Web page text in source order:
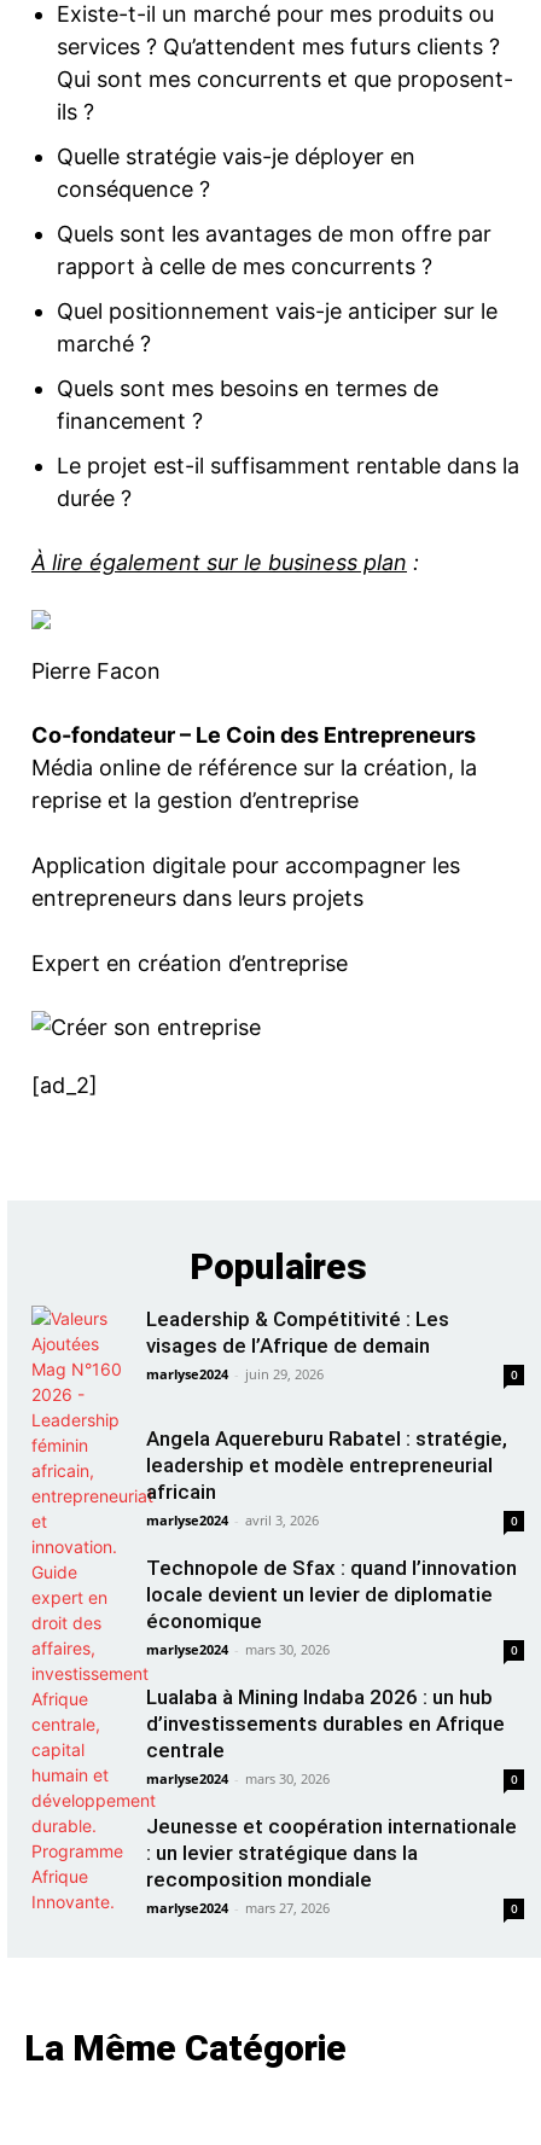
Existe-t-il un marché pour mes produits ou
services ? Qu’attendent mes futurs clients ?
Qui sont mes concurrents et que proposent-
ils ?
Quelle stratégie vais-je déployer en
conséquence ?
Quels sont les avantages de mon offre par
rapport à celle de mes concurrents ?
Quel positionnement vais-je anticiper sur le
marché ?
Quels sont mes besoins en termes de
financement ?
Le projet est-il suffisamment rentable dans la
durée ?
À lire également sur le business plan :
Pierre Facon
Co-fondateur – Le Coin des Entrepreneurs
Média online de référence sur la création, la
reprise et la gestion d’entreprise
Application digitale pour accompagner les
entrepreneurs dans leurs projets
Expert en création d’entreprise
[ad_2]
Populaires
Leadership & Compétitivité : Les
visages de l’Afrique de demain
marlyse2024 - juin 29, 2026 0
Angela Aquereburu Rabatel : stratégie,
leadership et modèle entrepreneurial
africain
marlyse2024 - avril 3, 2026 0
Technopole de Sfax : quand l’innovation
locale devient un levier de diplomatie
économique
marlyse2024 - mars 30, 2026 0
Lualaba à Mining Indaba 2026 : un hub
d’investissements durables en Afrique
centrale
marlyse2024 - mars 30, 2026 0
Jeunesse et coopération internationale
: un levier stratégique dans la
recomposition mondiale
marlyse2024 - mars 27, 2026 0
La Même Catégorie